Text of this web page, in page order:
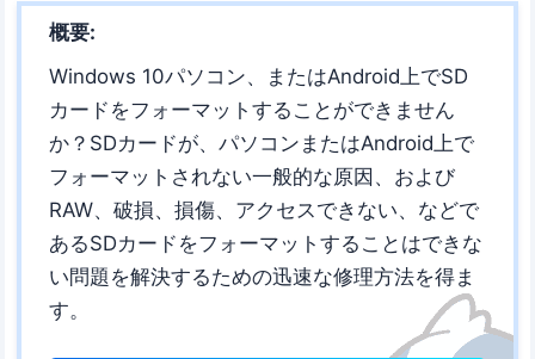
概要:
Windows 10パソコン、またはAndroid上でSD
カードをフォーマットすることができません
か？SDカードが、パソコンまたはAndroid上で
フォーマットされない一般的な原因、および
RAW、破損、損傷、アクセスできない、などで
あるSDカードをフォーマットすることはできな
い問題を解決するための迅速な修理方法を得ま
す。